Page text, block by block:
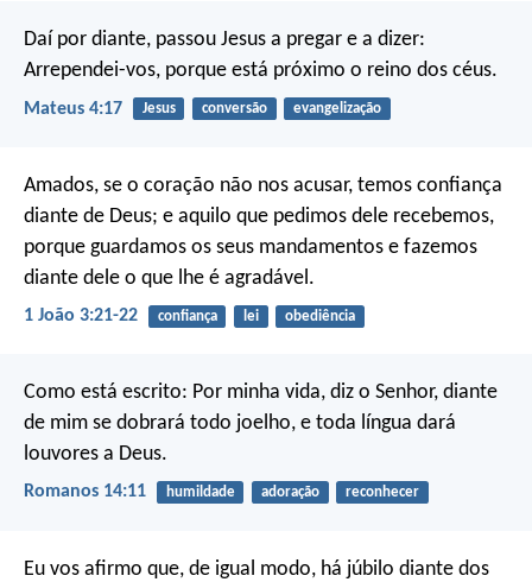
Daí por diante, passou Jesus a pregar e a dizer:
Arrependei-vos, porque está próximo o reino dos céus.
Mateus 4:17 Jesus conversão evangelização
Amados, se o coração não nos acusar, temos confiança
diante de Deus; e aquilo que pedimos dele recebemos,
porque guardamos os seus mandamentos e fazemos
diante dele o que lhe é agradável.
1 João 3:21-22 confiança lei obediência
Como está escrito: Por minha vida, diz o Senhor, diante
de mim se dobrará todo joelho, e toda língua dará
louvores a Deus.
Romanos 14:11 humildade adoração reconhecer
Eu vos afirmo que, de igual modo, há júbilo diante dos